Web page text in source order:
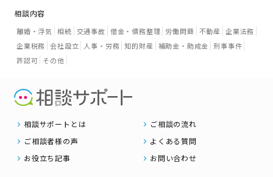
相談内容
離婚・浮気 相続 交通事故 借金・債務整理 労働問題 不動産 企業法務
企業税務 会社設立 人事・労務 知的財産 補助金・助成金 刑事事件
許認可 その他
相談サポートとは
ご相談の流れ
ご相談者様の声
よくある質問
お役立ち記事
お問い合わせ